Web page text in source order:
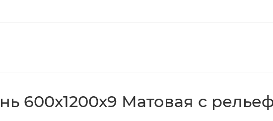
600х1200х9 Матовая с